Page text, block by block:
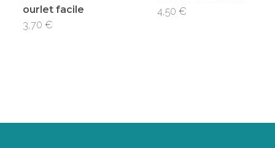
ourlet facile
3,70 €
4,50 €